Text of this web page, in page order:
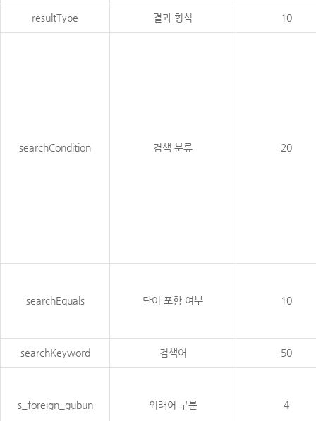
resultType 결과 형식 10
searchCondition 검색 분류 20
searchEquals 단어 포함 여부 10
searchKeyword 검색어 50
s_foreign_gubun 외래어 구분 4